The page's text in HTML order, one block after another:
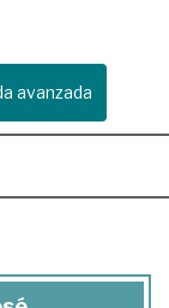
avanzada